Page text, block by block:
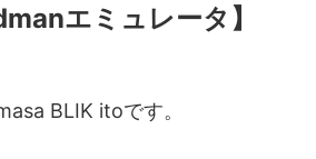
エミュレータ】
BLIK itoです。